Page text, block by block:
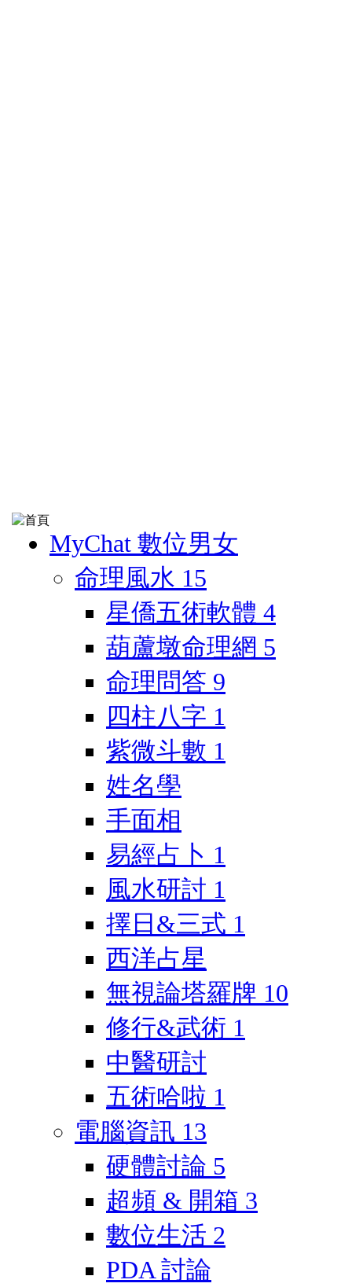
MyChat 數位男女
命理風水 15
星僑五術軟體 4
葫蘆墩命理網 5
命理問答 9
四柱八字 1
紫微斗數 1
姓名學
手面相
易經占卜 1
風水研討 1
擇日&三式 1
西洋占星
無視論塔羅牌 10
修行&武術 1
中醫研討
五術哈啦 1
電腦資訊 13
硬體討論 5
超頻 & 開箱 3
數位生活 2
PDA 討論